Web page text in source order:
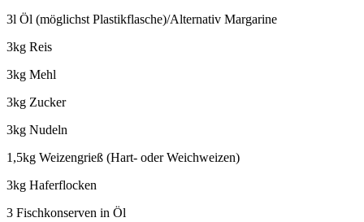
3l Öl (möglichst Plastikflasche)/Alternativ Margarine
3kg Reis
3kg Mehl
3kg Zucker
3kg Nudeln
1,5kg Weizengrieß (Hart- oder Weichweizen)
3kg Haferflocken
3 Fischkonserven in Öl